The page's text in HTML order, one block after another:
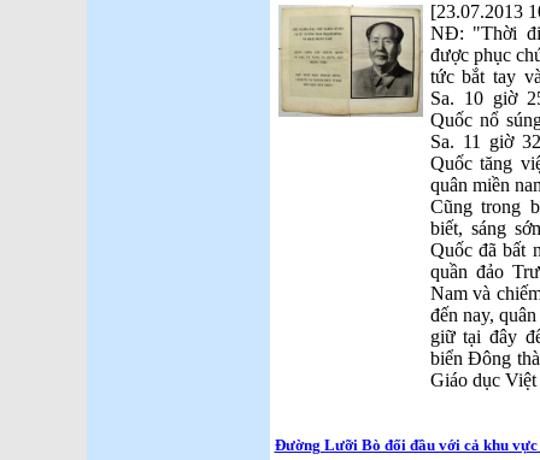
[23.07.2013
NĐ: "Thời
được phục
tức bắt tay
Sa. 10 giờ
Quốc nổ
Sa. 11 giờ
Quốc tăng
quân miền
Cũng trong
biết, sáng
Quốc đã bất
quần đảo
Nam và
đến nay,
giữ tại đây
biển Đông
Giáo dục
Đường Lưỡi Bò đối đầu với cả khu